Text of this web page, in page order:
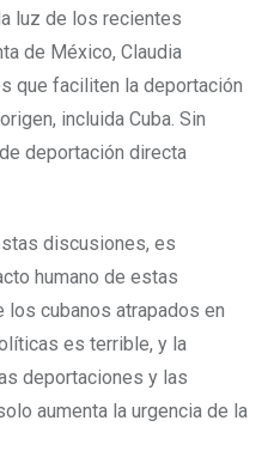
luz de los recientes
de México, Claudia
que faciliten la deportación
incluida Cuba. Sin
deportación directa
discusiones, es
humano de estas
cubanos atrapados en
es terrible, y la
deportaciones y las
aumenta la urgencia de la